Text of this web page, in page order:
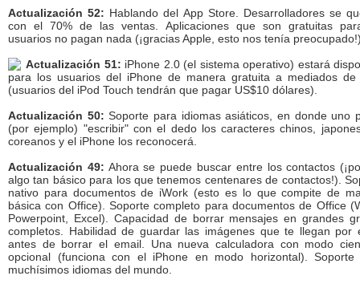
Actualización 52: Hablando del App Store. Desarrolladores se
con el 70% de las ventas. Aplicaciones que son gratuitas
usuarios no pagan nada (¡gracias Apple, esto nos tenía
Actualización 51: iPhone 2.0 (el sistema operativo) estará
para los usuarios del iPhone de manera gratuita a mediados de
(usuarios del iPod Touch tendrán que pagar US$10 dólares).
Actualización 50: Soporte para idiomas asiáticos, en donde uno
(por ejemplo) "escribir" con el dedo los caracteres chinos,
coreanos y el iPhone los reconocerá.
Actualización 49: Ahora se puede buscar entre los contactos
algo tan básico para los que tenemos centenares de contactos!).
nativo para documentos de iWork (esto es lo que compite de
básica con Office). Soporte completo para documentos de Office
Powerpoint, Excel). Capacidad de borrar mensajes en grandes
completos. Habilidad de guardar las imágenes que te llegan por
antes de borrar el email. Una nueva calculadora con modo
opcional (funciona con el iPhone en modo horizontal). Soporte
muchísimos idiomas del mundo.